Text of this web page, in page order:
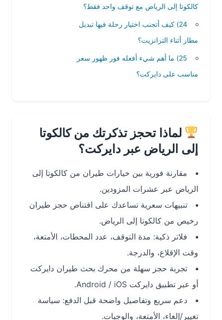
كالكوتا إلى الرياض مع توقف واحد فقط؟
24) كيف أتجنب اختيار رحلة فيها تبديل
مطار أثناء الترانزيت؟
25) ما أهم شيء أفعله فور ظهور سعر
مناسب على دايركت؟
لماذا تحجز تذكرتك من كالكوتا
إلى الرياض عبر دايركت؟
مقارنة فورية بين خيارات طيران من كالكوتا إلى
الرياض عبر عشرات المزودين.
تنبيهات سعرية تساعدك على اقتناص حجز طيران
رخيص من كالكوتا إلى الرياض.
فلاتر ذكية: مدة التوقف، عدد المحطات، الأمتعة،
وقت الإقلاع، والدرجة.
تجربة حجز سهلة من محرك بحث طيران دايركت
أو عبر تطبيق دايركت Android / iOS.
دعم سريع وتفاصيل واضحة قبل الدفع: سياسة
تغيير/إلغاء، الأمتعة، والوجبات.